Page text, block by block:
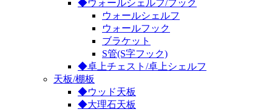
◆ウォールシェルフ/フック
ウォールシェルフ
ウォールフック
ブラケット
S管(S字フック)
◆卓上チェスト/卓上シェルフ
天板/棚板
◆ウッド天板
◆大理石天板